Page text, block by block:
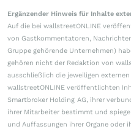
Ergänzender Hinweis für Inhalte
Auf die bei wallstreetONLINE
von Gastkommentatoren,
Gruppe gehörende Unternehmen)
gehören nicht der Redaktion von
ausschließlich die jeweiligen
wallstreetONLINE veröffentlichten
Smartbroker Holding AG, ihrer
ihrer Mitarbeiter bestimmt und
und Auffassungen ihrer Organe oder